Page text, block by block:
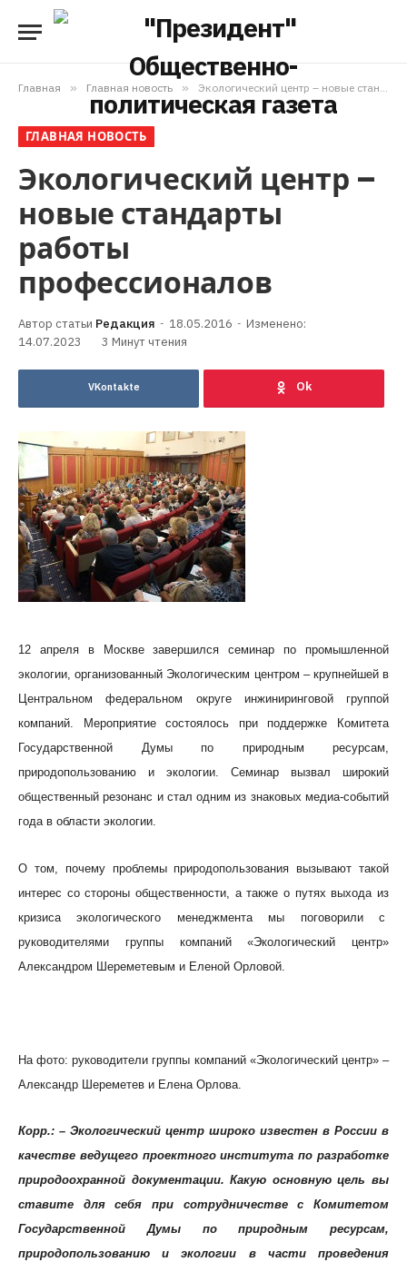
Главная » Главная новость » Экологический центр – новые стандарты работы профессионалов
ГЛАВНАЯ НОВОСТЬ
Экологический центр –
новые стандарты
работы
профессионалов
Редакция 18.05.2016
Изменено:
14.07.2023
3 Минут чтения
VKontakte
12 апреля в Москве завершился семинар по промышленной
экологии, организованный Экологическим центром – крупнейшей в
Центральном федеральном округе инжиниринговой группой
компаний. Мероприятие состоялось при поддержке Комитета
Государственной Думы по природным ресурсам,
природопользованию и экологии. Семинар вызвал широкий
общественный резонанс и стал одним из знаковых медиа-событий
года в области экологии.
О том, почему проблемы природопользования вызывают такой
интерес со стороны общественности, а также о путях выхода из
кризиса экологического менеджмента мы поговорили с
руководителями группы компаний «Экологический центр»
Александром Шереметевым и Еленой Орловой.
На фото: руководители группы компаний «Экологический центр» –
Александр Шереметев и Елена Орлова.
Корр.: – Экологический центр широко известен в России в
качестве ведущего проектного института по разработке
природоохранной документации. Какую основную цель вы
ставите для себя при сотрудничестве с Комитетом
Государственной Думы по природным ресурсам,
природопользованию и экологии в части проведения